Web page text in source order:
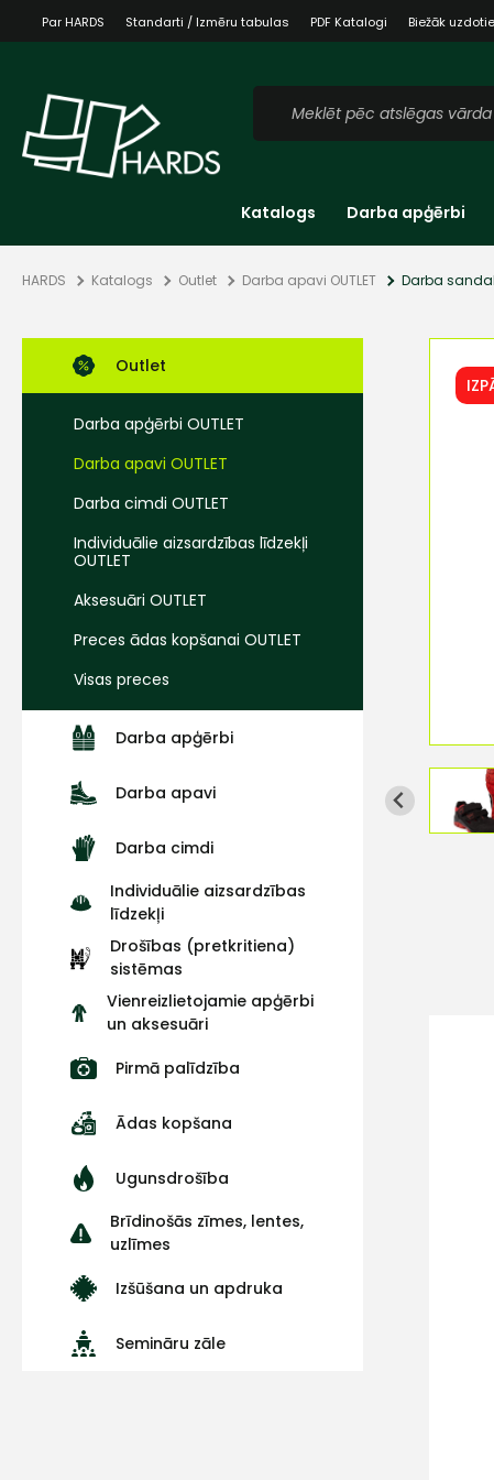
Par HARDS Standarti / Izmēru tabulas PDF Katalogi Biežāk
Katalogs Darba apģērbi
HARDS Katalogs Outlet Darba apavi OUTLET Darba
Outlet
Darba apģērbi OUTLET
Darba apavi OUTLET
Darba cimdi OUTLET
Individuālie aizsardzības līdzekļi
OUTLET
Aksesuāri OUTLET
Preces ādas kopšanai OUTLET
Visas preces
Darba apģērbi
Darba apavi
Darba cimdi
Individuālie aizsardzības
līdzekļi
Drošības (pretkritiena)
sistēmas
Vienreizlietojamie apģērbi
un aksesuāri
Pirmā palīdzība
Ādas kopšana
Ugunsdrošība
Brīdinošās zīmes, lentes,
uzlīmes
Izšūšana un apdruka
Semināru zāle